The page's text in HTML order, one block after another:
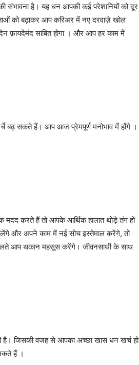
संभावना है। यह धन आपकी कई परेशानियों को दूर
को बढ़ाकर आप करिअर में नए दरवाज़े खोल
फ़ायदेमंद साबित होगा । और आप हर काम में
बढ़ सकते हैं। आप आज प्रेमपूर्ण मनोभाव में होंगे ।
करते हैं तो आपके आर्थिक हालात थोड़े तंग हो
और अपने काम में नई सोच इस्तेमाल करेंगे, तो
आप थकान महसूस करेंगे। जीवनसाथी के साथ
है। जिसकी वजह से आपका अच्छा खास धन खर्च हो
हैं ।